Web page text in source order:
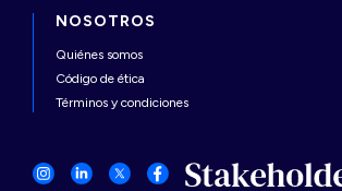
NOSOTROS
Quiénes somos
Código de ética
Términos y condiciones